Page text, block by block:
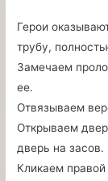
Герои
трубу,
Замечаем
ее.
Отвязываем
Открываем
дверь на засов.
Кликаем